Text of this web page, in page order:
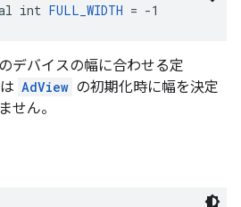
int FULL_WIDTH = -1
デバイスの幅に合わせる定
AdView の初期化時に幅を決定
せん。